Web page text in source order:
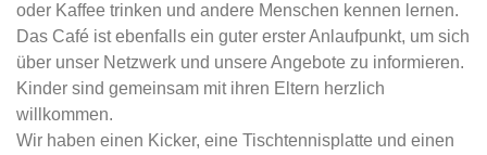
oder Kaffee trinken und andere Menschen kennen lernen.
Das Café ist ebenfalls ein guter erster Anlaufpunkt, um sich
über unser Netzwerk und unsere Angebote zu informieren.
Kinder sind gemeinsam mit ihren Eltern herzlich
willkommen.
Wir haben einen Kicker, eine Tischtennisplatte und einen